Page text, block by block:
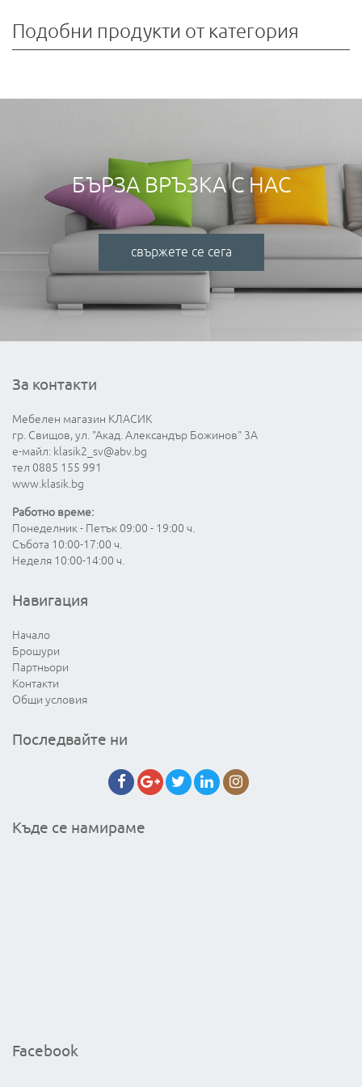
Подобни продукти от категория
БЪРЗА ВРЪЗКА С НАС
свържете се сега
За контакти
Мебелен магазин КЛАСИК
гр. Свищов, ул. "Акад. Александър Божинов" 3А
е-майл: klasik2_sv@abv.bg
тел 0885 155 991
www.klasik.bg
Работно време:
Понеделник - Петък 09:00 - 19:00 ч.
Събота 10:00-17:00 ч.
Неделя 10:00-14:00 ч.
Навигация
Начало
Брошури
Партньори
Контакти
Общи условия
Последвайте ни
Къде се намираме
Facebook